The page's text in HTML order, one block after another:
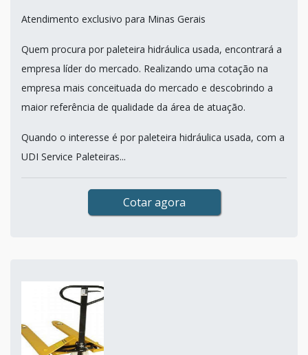
Atendimento exclusivo para Minas Gerais
Quem procura por paleteira hidráulica usada, encontrará a
empresa líder do mercado. Realizando uma cotação na
empresa mais conceituada do mercado e descobrindo a
maior referência de qualidade da área de atuação.
Quando o interesse é por paleteira hidráulica usada, com a
UDI Service Paleteiras...
Cotar agora